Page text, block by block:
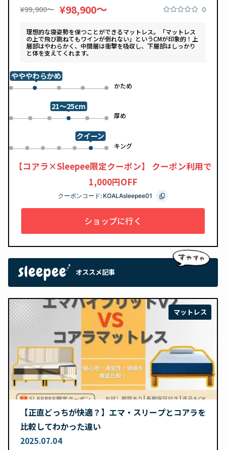
¥99,900〜 ¥98,900〜 0
理想的な寝姿勢を保つことができるマットレス。「マットレス
の上で飛び跳ねてもワインが倒れない」というCMが印象的！上
層部はやわらかく、中間層は衝撃を吸収し、下層部はしっかり
と体を支えてくれます。
0 1
やややわらかめ
2 3 かため
4
0 1 2 3
21～25cm
4 厚め
5
0 1 2 3 4 5
クイーン
キング
6
【コアラ×Sleepee限定クーポン】 クーポン利用で
1,000円OFF
クーポンコード: KOALAsleepee01
ショップに行く
オススメ記事
マットレス
【正直どっちが快適？】エマ・スリープとコアラを
比較してわかった違い
2025.07.04